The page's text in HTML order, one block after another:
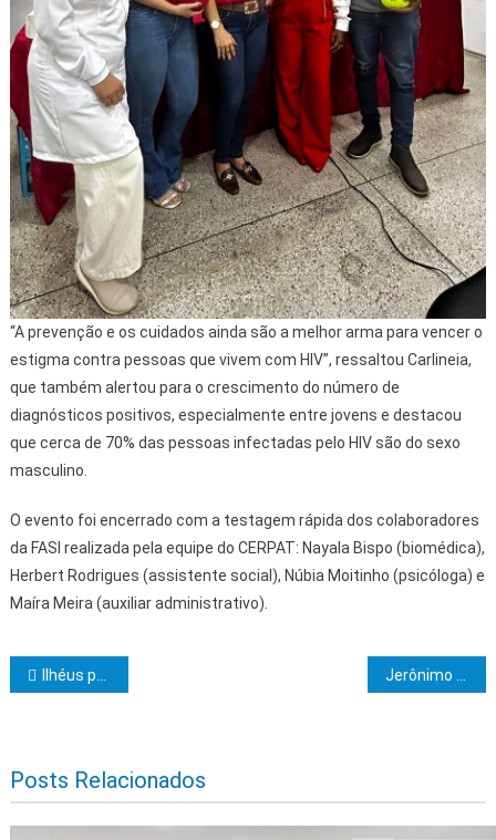
“A prevenção e os cuidados ainda são a melhor arma para vencer o
estigma contra pessoas que vivem com HIV”, ressaltou Carlineia,
que também alertou para o crescimento do número de
diagnósticos positivos, especialmente entre jovens e destacou
que cerca de 70% das pessoas infectadas pelo HIV são do sexo
masculino.
O evento foi encerrado com a testagem rápida dos colaboradores
da FASI realizada pela equipe do CERPAT: Nayala Bispo (biomédica),
Herbert Rodrigues (assistente social), Núbia Moitinho (psicóloga) e
Maíra Meira (auxiliar administrativo).
Navegação de Post
Ilhéus promove Fórum de Lideranças para discutir políticas públicas do Litoral Norte Jerônimo Rodrigues se torna primeiro governador da Bahia a receber título de Doutor Honoris Causa pela Uesc
Posts Relacionados